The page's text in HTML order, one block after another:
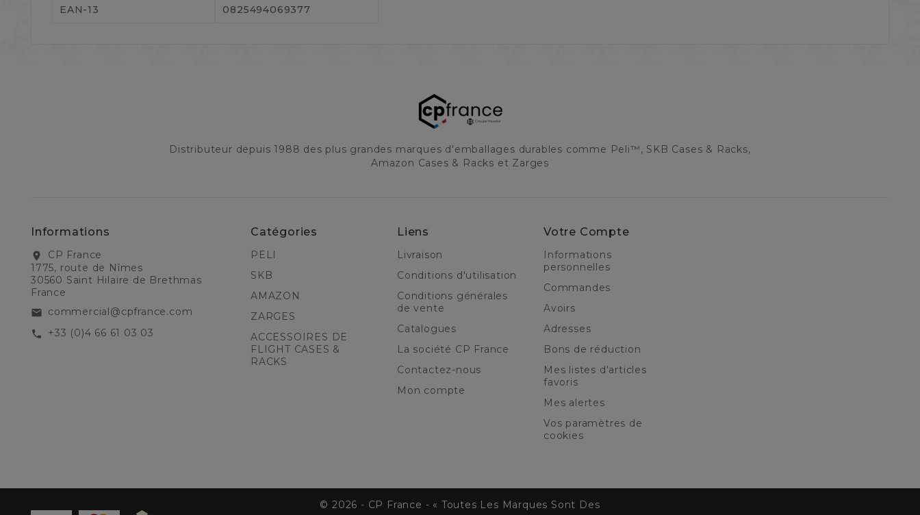
EAN-13 0825494069377
Distributeur depuis 1988 des plus grandes marques d'emballages durables comme Peli™, SKB Cases & Racks,
Amazon Cases & Racks et Zarges
Informations
location_on
CP France
1775, route de Nîmes
30560 Saint Hilaire de Brethmas
France
email commercial@cpfrance.com
call +33 (0)4 66 61 03 03
Catégories
PELI
SKB
AMAZON
ZARGES
ACCESSOIRES DE
FLIGHT CASES &
RACKS
Liens
Livraison
Conditions d'utilisation
Conditions générales
de vente
Catalogues
La société CP France
Contactez-nous
Mon compte
Votre Compte
Informations
personnelles
Commandes
Avoirs
Adresses
Bons de réduction
Mes listes d'articles
favoris
Mes alertes
Vos paramètres de
cookies
© 2026 - CP France - « Toutes Les Marques Sont Des